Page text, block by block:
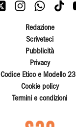
Redazione
Scriveteci
Pubblicità
Privacy
Codice Etico e Modello
Cookie policy
Termini e condizioni